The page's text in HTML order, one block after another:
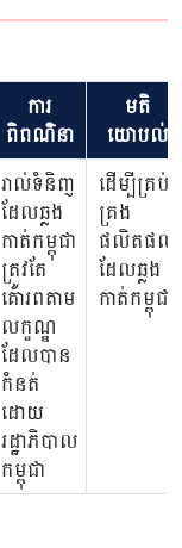
ការ
ពិពណ៌នា
មតិ
យោបល់
រាល់ទំនិញ
ដែលឆ្លង
កាត់កម្ពុជា
ត្រូវតែ
គោរពតាម
លក្ខណ្ឌ
ដែលបាន
កំនត់
ដោយ
រដ្ឋាភិបាល
កម្ពុជា
ដើម្បីគ្រប់
គ្រង
ផលិតផល
ដែលឆ្លង
កាត់កម្ពុជា